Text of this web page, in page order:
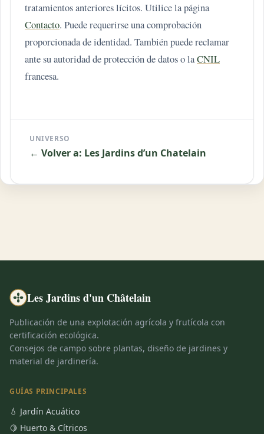
tratamientos anteriores lícitos. Utilice la página
Contacto. Puede requerirse una comprobación
proporcionada de identidad. También puede reclamar
ante su autoridad de protección de datos o laCNIL
francesa.
UNIVERSO
← Volver a: Les Jardins d’un Chatelain
Les Jardins d'un Châtelain
Publicación de una explotación agrícola y frutícola con
certificación ecológica.
Consejos de campo sobre plantas, diseño de jardines y
material de jardinería.
GUÍAS PRINCIPALES
💧 Jardín Acuático
🍋 Huerto & Cítricos